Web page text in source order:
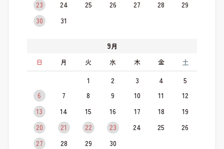
23
24 25 26 27 28
29
30
31
9月
日
月 火 水 木 金 土
1 2 3 4
5
6
7 8 9 10 11
12
13
14 15 16 17 18
19
20
21 22 23 24 25
26
27
28 29
30